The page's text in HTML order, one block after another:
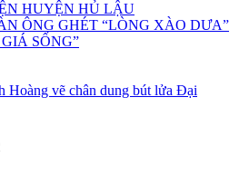
HUYỆN HỦ LẬU
ÔNG GHÉT “LÒNG XÀO DƯA”
SỐNG”
Hoàng vẽ chân dung bút lửa Đại